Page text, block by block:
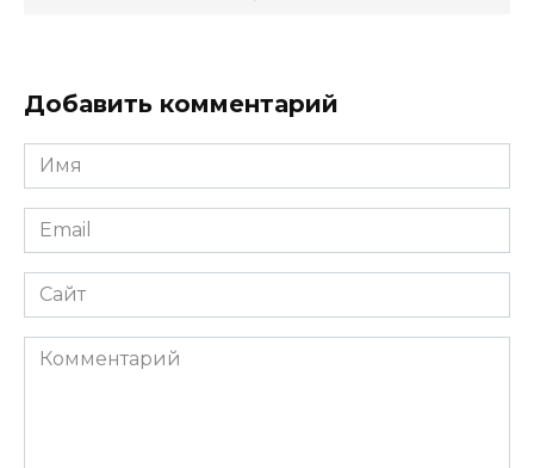
Добавить комментарий
Имя
*
Email
*
Сайт
Комментарий